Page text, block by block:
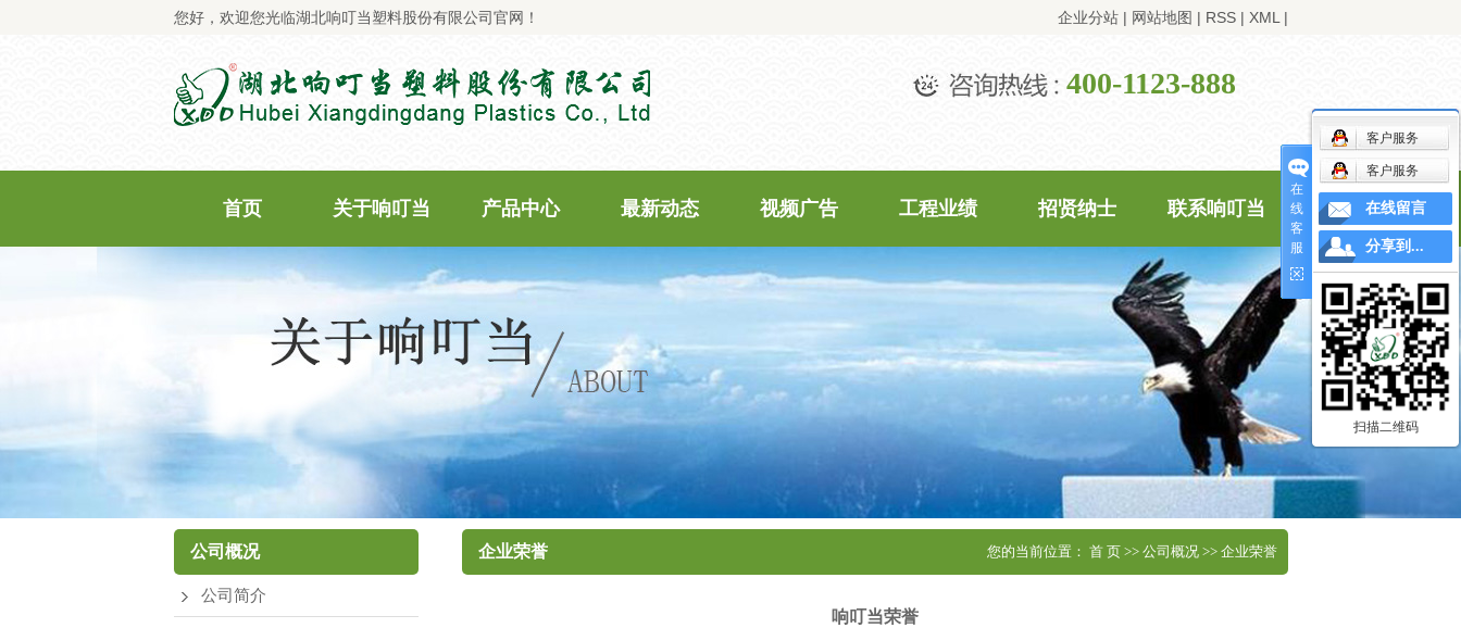
您好，欢迎您光临湖北响叮当塑料股份有限公司官网！ 企业分站| 网站地图 | RSS| XML |
400-1123-888
首页 关于响叮当
企业荣誉
质量承诺
商标专利
厂区环境
产品中心
PE系列
最新动态
最新活动
常见问题
视频广告 工程业绩 招贤纳士 联系响叮当
公司概况
公司简介
企业荣誉 您的当前位置： 首 页>> 公司概况>> 企业荣誉
响叮当荣誉
在
线
客
服
客户服务
客户服务
在线留言
分享到...
扫描二维码